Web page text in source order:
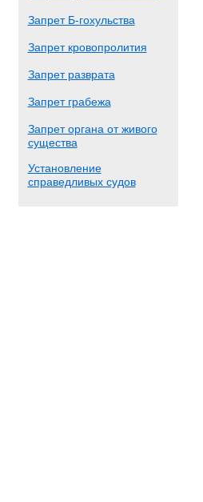
Запрет Б-гохульства
Запрет кровопролития
Запрет разврата
Запрет грабежа
Запрет органа от живого
существа
Установление
справедливых судов